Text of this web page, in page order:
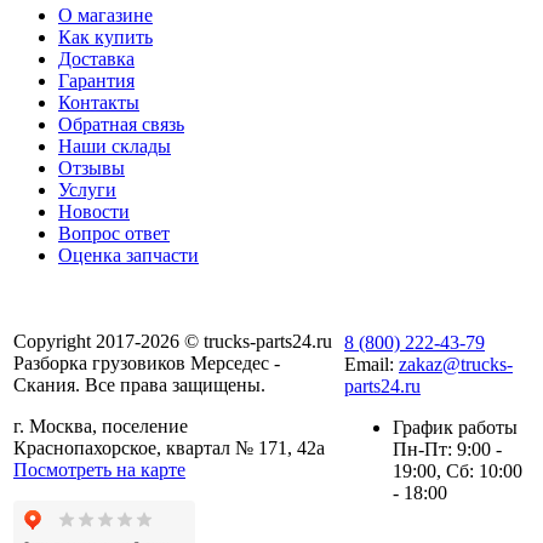
О магазине
Как купить
Доставка
Гарантия
Контакты
Обратная связь
Наши склады
Отзывы
Услуги
Новости
Вопрос ответ
Оценка запчасти
Copyright 2017-2026 © trucks-parts24.ru
Разборка грузовиков Мерседес -
Скания. Все права защищены.
г. Москва, поселение
Краснопахорское, квартал № 171, 42а
Посмотреть на карте
8 (800) 222-43-79
Email: zakaz@trucks-
parts24.ru
График работы
Пн-Пт: 9:00 -
19:00, Сб: 10:00
- 18:00